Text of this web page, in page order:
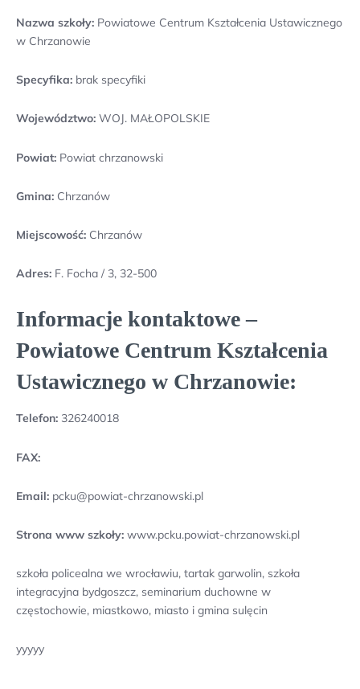
Nazwa szkoły: Powiatowe Centrum Kształcenia Ustawicznego
w Chrzanowie
Specyfika: brak specyfiki
Województwo: WOJ. MAŁOPOLSKIE
Powiat: Powiat chrzanowski
Gmina: Chrzanów
Miejscowość: Chrzanów
Adres: F. Focha / 3, 32-500
Informacje kontaktowe –
Powiatowe Centrum Kształcenia
Ustawicznego w Chrzanowie:
Telefon: 326240018
FAX:
Email: pcku@powiat-chrzanowski.pl
Strona www szkoły: www.pcku.powiat-chrzanowski.pl
szkoła policealna we wrocławiu, tartak garwolin, szkoła
integracyjna bydgoszcz, seminarium duchowne w
częstochowie, miastkowo, miasto i gmina sulęcin
yyyyy